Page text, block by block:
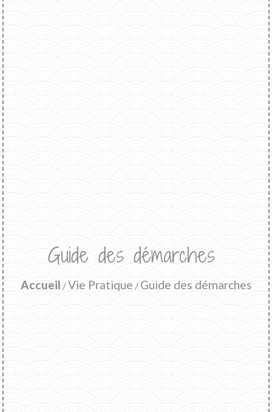
Guide des démarches
Accueil /Vie Pratique / Guide des démarches